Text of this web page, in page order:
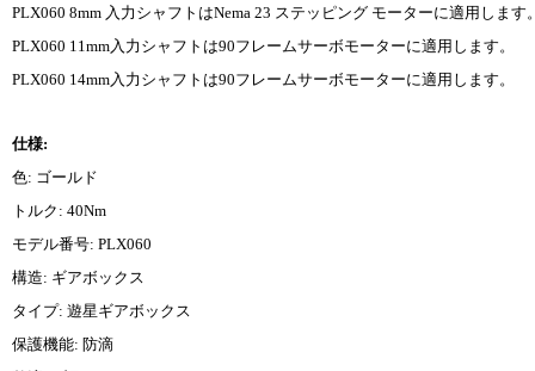
PLX060 8mm 入力シャフトはNema 23 ステッピング モーターに適用します
PLX060 11mm入力シャフトは90フレームサーボモーターに適用します。
PLX060 14mm入力シャフトは90フレームサーボモーターに適用します。
仕様:
色: ゴールド
トルク: 40Nm
モデル番号: PLX060
構造: ギアボックス
タイプ: 遊星ギアボックス
保護機能: 防滴